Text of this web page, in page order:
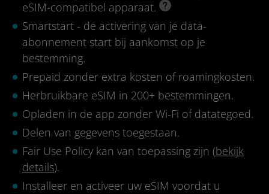
eSIM-compatibel apparaat.
Smartstart - de activering van je data-
abonnement start bij aankomst op je
bestemming.
Prepaid zonder extra kosten of roamingkosten.
Herbruikbare eSIM in 200+ bestemmingen.
Opladen in de app zonder Wi-Fi of datategoed.
Delen van gegevens toegestaan.
Fair Use Policy kan van toepassing zijn (bekijk
details).
Installeer en activeer uw eSIM voordat u